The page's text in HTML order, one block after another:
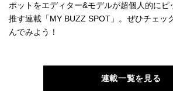
ポットをエディター&モデルが超個人的に
推す連載「MY BUZZ SPOT」。ぜひチェッ
んでみよう！
連載一覧を見る